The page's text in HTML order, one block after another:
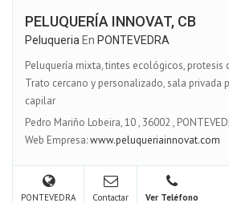
PELUQUERÍA INNOVAT, CB
Peluqueria En PONTEVEDRA
Peluquería mixta, tintes ecológicos, protesis
Trato cercano y personalizado, sala privada
capilar
Pedro Mariño Lobeira, 10, 36002 ,
Web Empresa:www.peluqueriainnovat.com
PONTEVEDRA Contactar Ver Teléfono